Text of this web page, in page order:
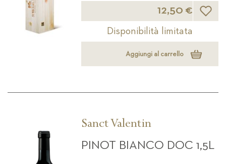
12,50 € Lista
Disponibilità limitata
Aggiungi al carrello
Sanct Valentin
PINOT BIANCO DOC 1,5L